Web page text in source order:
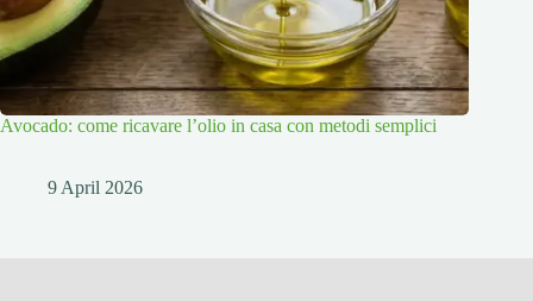
Avocado: come ricavare l’olio in casa con metodi semplici
9 April 2026